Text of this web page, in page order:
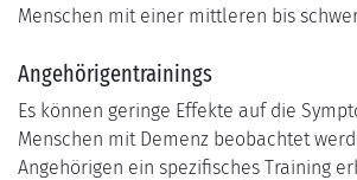
Menschen mit einer mittleren bis
Angehörigentrainings
Es können geringe Effekte auf die
Menschen mit Demenz beobachtet
Angehörigen ein spezifisches Training